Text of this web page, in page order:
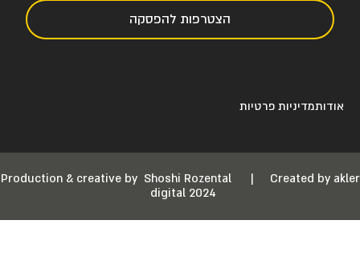
הצטרפות להפסקה
אודותמדיניות פרטיות
Production & creative by Shoshi Rozental | Created by akler
digital 2024